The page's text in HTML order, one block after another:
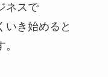
ネスで
いき始めると